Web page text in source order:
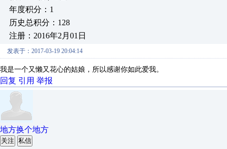
年度积分：1
历史总积分：128
注册：2016年2月01日
发表于：2017-03-19 20:04:14
我是一个又懒又花心的姑娘，所以感谢你如此爱我。
回复 引用 举报
地方换个地方
关注 私信